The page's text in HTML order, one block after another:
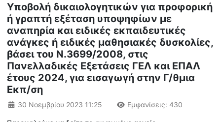
Υποβολή δικαιολογητικών για προφορική
ή γραπτή εξέταση υποψηφίων με
αναπηρία και ειδικές εκπαιδευτικές
ανάγκες ή ειδικές μαθησιακές δυσκολίες,
βάσει του Ν.3699/2008, στις
Πανελλαδικές Εξετάσεις ΓΕΛ και ΕΠΑΛ
έτους 2024, για εισαγωγή στην Γ/θμια
Εκπ/ση
Λεπτομέρειες
30 Νοεμβρίου 2023 11:25 Εμφανίσεις: 430